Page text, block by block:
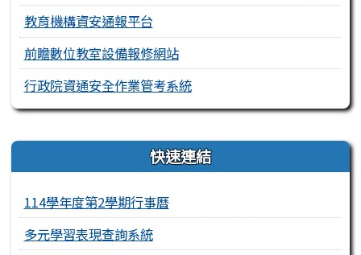
教育機構資安通報平台
前瞻數位教室設備報修網站
行政院資通安全作業管考系統
右邊區域內容 快速連結
114學年度第2學期行事曆
多元學習表現查詢系統